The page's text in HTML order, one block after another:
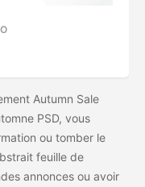
Autumn Sale
PSD, vous
ou tomber le
feuille de
annonces ou avoir